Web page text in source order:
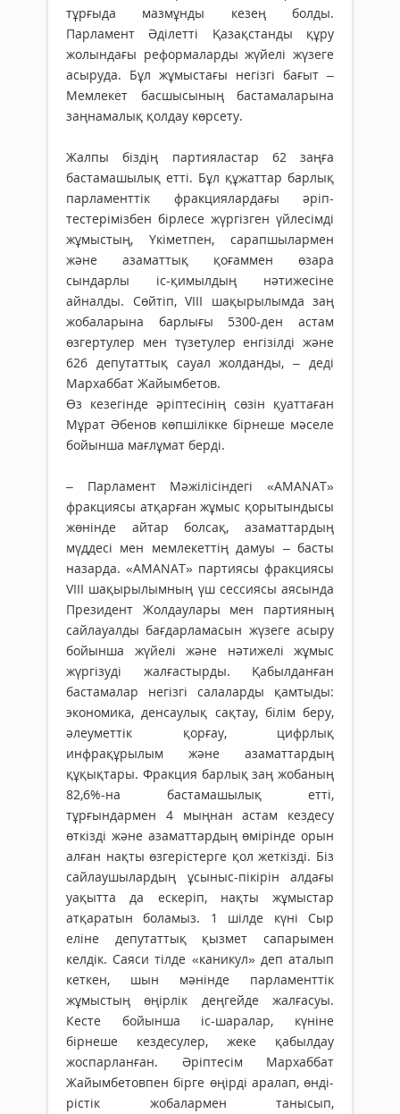
тұр­ғыда мазмұнды кезең болды.
Парламент Әділетті Қазақстанды құру
жолындағы реформаларды жүйелі жүзеге
асыруда. Бұл жұ­мыс­тағы негізгі бағыт –
Мемлекет басшысының бастамаларына
заң­намалық қолдау көрсету.
Жалпы біздің партияластар 62 заңға
бастамашылық етті. Бұл құжаттар барлық
парла­менттік фракциялардағы әріп­
тестерімізбен бірлесе жүр­гізген үйлесімді
жұмыстың, Үкі­метпен, сарап­шылармен
және азаматтық қоғаммен өзара
сындарлы іс-қимылдың нәти­жесіне
айналды. Сөйтіп, VIII шақырылымда заң
жобаларына барлығы 5300-ден астам
өзгертулер мен түзетулер енгі­зілді және
626 депутаттық са­уал жолданды, – деді
Мархаббат Жайымбетов.
Өз кезегінде әріптесінің сөзін қуаттаған
Мұрат Әбенов көп­шілікке бірнеше мәселе
бойынша мағлұмат берді.
– Парламент Мәжілісіндегі «AMANAT»
фракциясы атқарған жұмыс қорытындысы
жөнінде айтар болсақ, азаматтардың
мүддесі мен мемлекеттің дамуы – басты
назарда. «AMANAT» партиясы фракциясы
VIII шақы­рылымның үш сессиясы аясында
Президент Жолдаулары мен партияның
сайлауалды бағ­­­дарламасын жүзеге асыру
бойын­ша жүйелі және нәтижелі жұмыс
жүргізуді жалғастырды. Қабылданған
бастамалар негіз­гі салаларды қамтыды:
эко­номика, денсаулық сақтау, білім беру,
әлеуметтік қорғау, цифр­­лық
инфрақұрылым және аза­­маттардың
құқықтары. Фрак­­­­­ция барлық заң жобаның
82,6%-на бастамашылық ет­ті,
тұрғындармен 4 мыңнан астам кездесу
өткізді және азамат­тардың өмірінде орын
алған нақты өзгерістерге қол жеткізді. Біз
сайлаушылардың ұсыныс-пікірін алдағы
уақытта да ескеріп, нақты жұмыстар
атқаратын боламыз. 1 шілде күні Сыр
еліне депутаттық қызмет сапарымен
келдік. Саяси тілде «каникул» деп аталып
кеткен, шын мәнінде парламенттік
жұмыстың өңірлік деңгейде жалғасуы.
Кесте бойынша іс-шаралар, күніне
бірнеше кездесулер, жеке қабылдау
жоспарланған. Әріптесім Мархаббат
Жайымбетовпен бірге өңірді аралап, өнді­
рістік жобалармен танысып,